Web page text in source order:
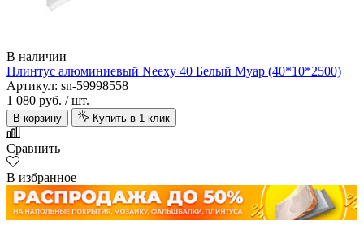
В наличии
Плинтус алюминиевый Neexy 40 Белый Муар (40*10*2500)
Артикул: sn-59998558
1 080 руб. / шт.
В корзину Купить в 1 клик
Сравнить
В избранное